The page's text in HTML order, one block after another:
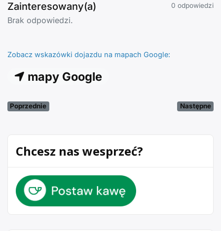
Zainteresowany(a) 0 odpowiedzi
Brak odpowiedzi.
Zobacz wskazówki dojazdu na mapach Google:
mapy Google
Poprzednie Następne
Chcesz nas wesprzeć?